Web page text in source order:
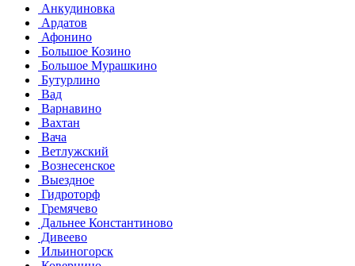
Анкудиновка
Ардатов
Афонино
Большое Козино
Большое Мурашкино
Бутурлино
Вад
Варнавино
Вахтан
Вача
Ветлужский
Вознесенское
Выездное
Гидроторф
Гремячево
Дальнее Константиново
Дивеево
Ильиногорск